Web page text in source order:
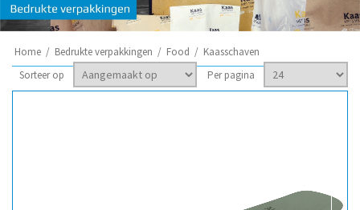
Home / Bedrukte verpakkingen / Food / Kaasschaven
Sorteer op
Per pagina